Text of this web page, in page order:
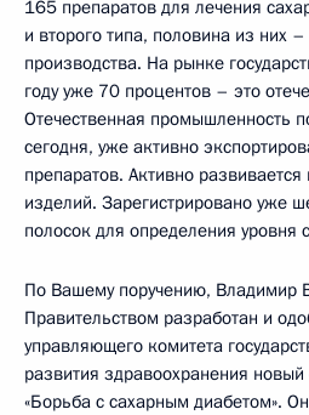
165 препаратов для лечения
и второго типа, половина из них –
производства. На рынке
году уже 70 процентов – это
Отечественная промышленность
сегодня, уже активно
препаратов. Активно
изделий. Зарегистрировано уже
полосок для определения уровня
По Вашему поручению, Владимир
Правительством разработан и
управляющего комитета
развития здравоохранения
«Борьба с сахарным диабетом».